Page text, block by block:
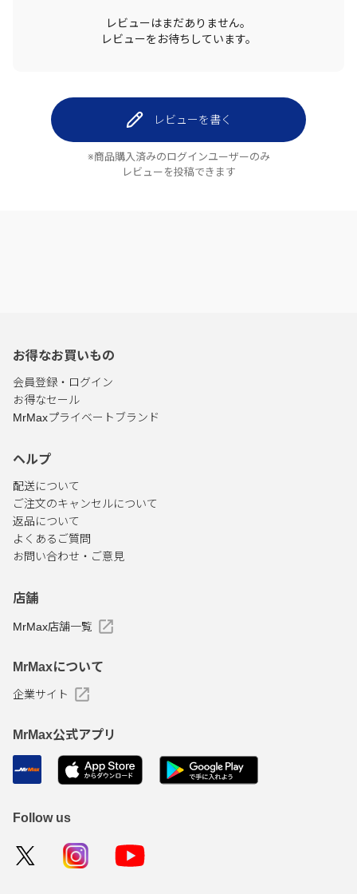
レビューはまだありません。
レビューをお待ちしています。
レビューを書く
※商品購入済みのログインユーザーのみ
レビューを投稿できます
お得なお買いもの
会員登録・ログイン
お得なセール
MrMaxプライベートブランド
ヘルプ
配送について
ご注文のキャンセルについて
返品について
よくあるご質問
お問い合わせ・ご意見
店舗
MrMax店舗一覧
MrMaxについて
企業サイト
MrMax公式アプリ
Follow us